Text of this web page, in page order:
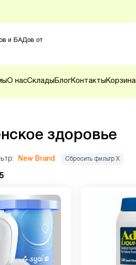
и БАДов от
О насСклады БлогКонтакты Корзина
здоровье
New Brand Сбросить фильтр Х